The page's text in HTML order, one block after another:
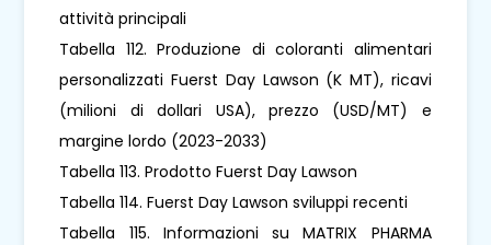
attività principali
Tabella 112. Produzione di coloranti alimentari
personalizzati Fuerst Day Lawson (K MT), ricavi
(milioni di dollari USA), prezzo (USD/MT) e
margine lordo (2023-2033)
Tabella 113. Prodotto Fuerst Day Lawson
Tabella 114. Fuerst Day Lawson sviluppi recenti
Tabella 115. Informazioni su MATRIX PHARMA